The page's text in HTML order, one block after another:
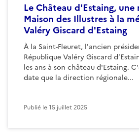
Le Château d'Estaing, une
Maison des Illustres à la
Valéry Giscard d'Estaing
À la Saint-Fleuret, l'ancien
République Valéry Giscard
les ans à son château d'Estaing.
date que la direction régionale...
Publié le15 juillet 2025